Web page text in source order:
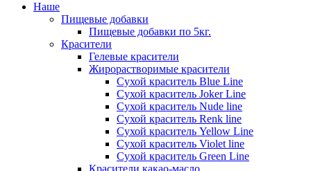
Наше
Пищевые добавки
Пищевые добавки по 5кг.
Красители
Гелевые красители
Жирорастворимые красители
Сухой краситель Blue Line
Сухой краситель Joker Line
Сухой краситель Nude line
Сухой краситель Renk line
Сухой краситель Yellow Line
Сухой краситель Violet line
Сухой краситель Green Line
Красители какао-масло